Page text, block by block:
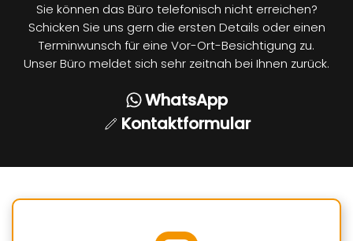
Sie können das Büro telefonisch nicht erreichen?
Schicken Sie uns gern die ersten Details oder einen
Terminwunsch für eine Vor-Ort-Besichtigung zu.
Unser Büro meldet sich sehr zeitnah bei Ihnen zurück.
WhatsApp
Kontaktformular